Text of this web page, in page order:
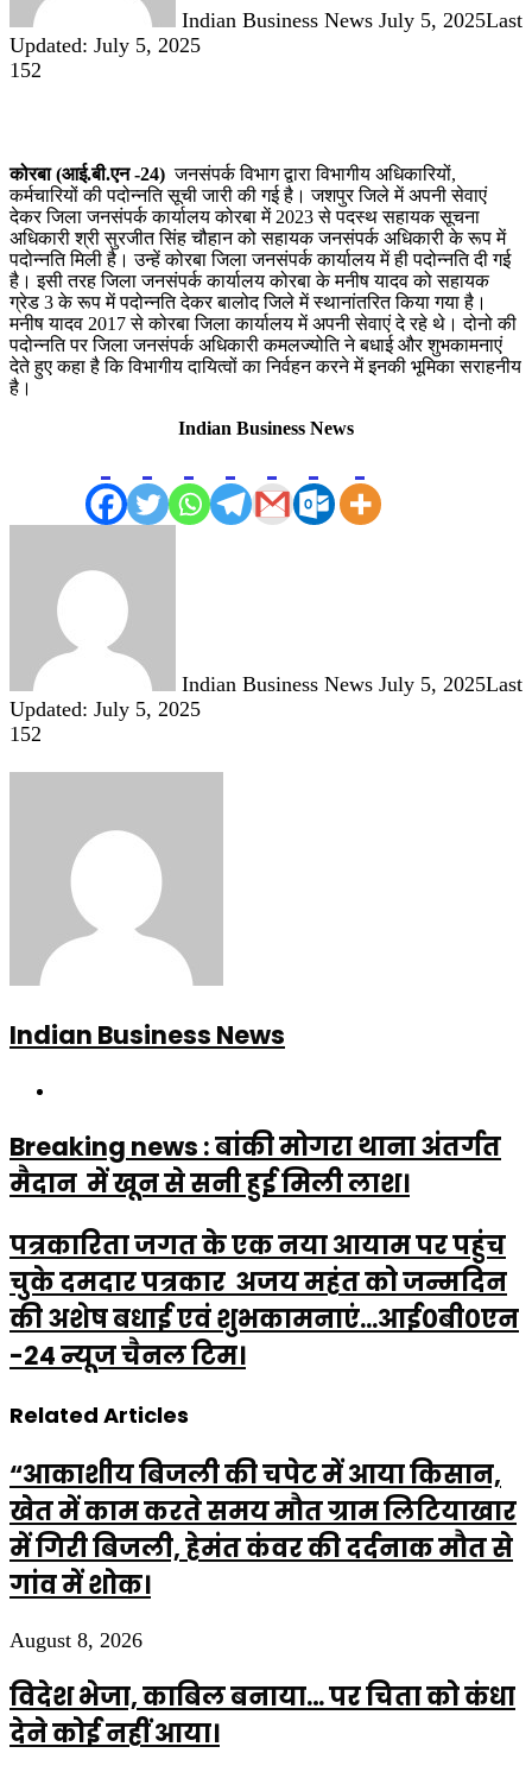
Indian Business News July 5, 2025Last
Updated: July 5, 2025
152
कोरबा (आई.बी.एन -24) जनसंपर्क विभाग द्वारा विभागीय अधिकारियों,
कर्मचारियों की पदोन्नति सूची जारी की गई है। जशपुर जिले में अपनी सेवाएं
देकर जिला जनसंपर्क कार्यालय कोरबा में 2023 से पदस्थ सहायक सूचना
अधिकारी श्री सुरजीत सिंह चौहान को सहायक जनसंपर्क अधिकारी के रूप में
पदोन्नति मिली है। उन्हें कोरबा जिला जनसंपर्क कार्यालय में ही पदोन्नति दी गई
है। इसी तरह जिला जनसंपर्क कार्यालय कोरबा के मनीष यादव को सहायक
ग्रेड 3 के रूप में पदोन्नति देकर बालोद जिले में स्थानांतरित किया गया है।
मनीष यादव 2017 से कोरबा जिला कार्यालय में अपनी सेवाएं दे रहे थे। दोनो की
पदोन्नति पर जिला जनसंपर्क अधिकारी कमलज्योति ने बधाई और शुभकामनाएं
देते हुए कहा है कि विभागीय दायित्वों का निर्वहन करने में इनकी भूमिका सराहनीय
है।
Indian Business News
Indian Business News July 5, 2025Last
Updated: July 5, 2025
152
Indian Business News
Breaking news : बांकी मोगरा थाना अंतर्गत
मैदान में खून से सनी हुई मिली लाश।
पत्रकारिता जगत के एक नया आयाम पर पहुंच
चुके दमदार पत्रकार अजय महंत को जन्मदिन
की अशेष बधाई एवं शुभकामनाएं...आई०बी०एन
-24 न्यूज चैनल टिम।
Related Articles
“आकाशीय बिजली की चपेट में आया किसान,
खेत में काम करते समय मौत ग्राम लिटियाखार
में गिरी बिजली, हेमंत कंवर की दर्दनाक मौत से
गांव में शोक।
August 8, 2026
विदेश भेजा, काबिल बनाया… पर चिता को कंधा
देने कोई नहीं आया।